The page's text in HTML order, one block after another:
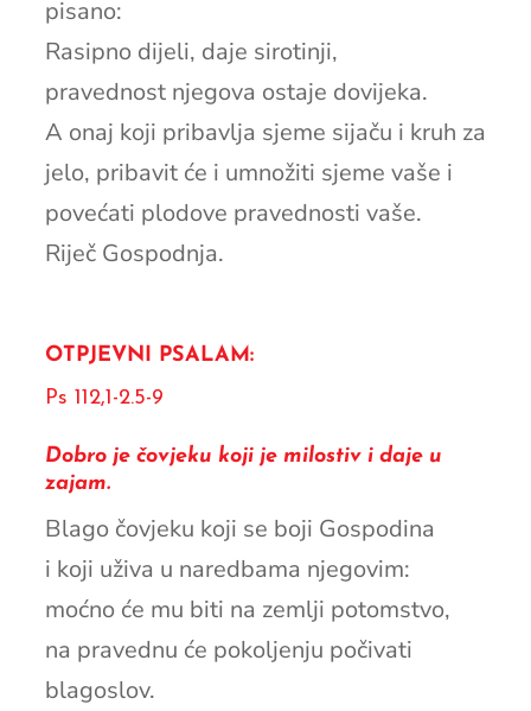
pisano:
Rasipno dijeli, daje sirotinji,
pravednost njegova ostaje dovijeka.
A onaj koji pribavlja sjeme sijaču i kruh za
jelo, pribavit će i umnožiti sjeme vaše i
povećati plodove pravednosti vaše.
Riječ Gospodnja.
OTPJEVNI PSALAM:
Ps 112,1-2.5-9
Dobro je čovjeku koji je milostiv i daje u
zajam.
Blago čovjeku koji se boji Gospodina
i koji uživa u naredbama njegovim:
moćno će mu biti na zemlji potomstvo,
na pravednu će pokoljenju počivati
blagoslov.